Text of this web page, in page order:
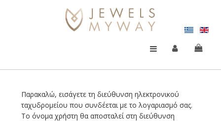
Παρακαλώ, εισάγετε τη διεύθυνση ηλεκτρονικού
ταχυδρομείου που συνδέεται με το λογαριασμό σας.
Το όνομα χρήστη θα αποσταλεί στη διεύθυνση